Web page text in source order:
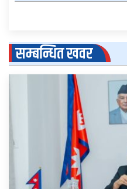
सम्बन्धित खवर